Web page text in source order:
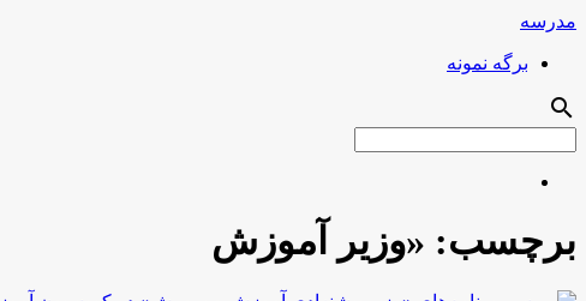
مدرسه
برگه نمونه
search
برچسب: «وزیر آموزش